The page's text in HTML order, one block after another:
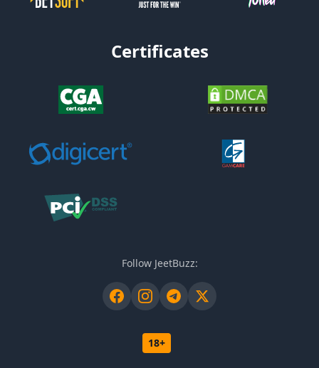
Certificates
Follow JeetBuzz:
18+